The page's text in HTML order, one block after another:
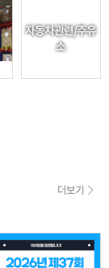
자동차관련/주유
소
더보기